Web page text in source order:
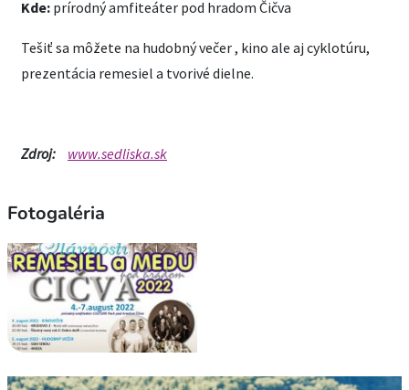
Kde: prírodný amfiteáter pod hradom Čičva
Tešiť sa môžete na hudobný večer , kino ale aj cyklotúru,
prezentácia remesiel a tvorivé dielne.
Zdroj: www.sedliska.sk
Fotogaléria